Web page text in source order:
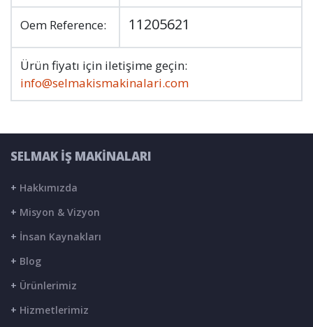
Oem Reference: 11205621
Ürün fiyatı için iletişime geçin:
info@selmakismakinalari.com
SELMAK İŞ MAKİNALARI
+ Hakkımızda
+ Misyon & Vizyon
+ İnsan Kaynakları
+ Blog
+ Ürünlerimiz
+ Hizmetlerimiz